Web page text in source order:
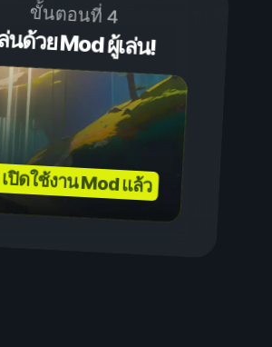
ขั้นตอนที่ 4
นด้วย Mod ผู้เล่น!
ปิดใช้งาน Mod แล้ว